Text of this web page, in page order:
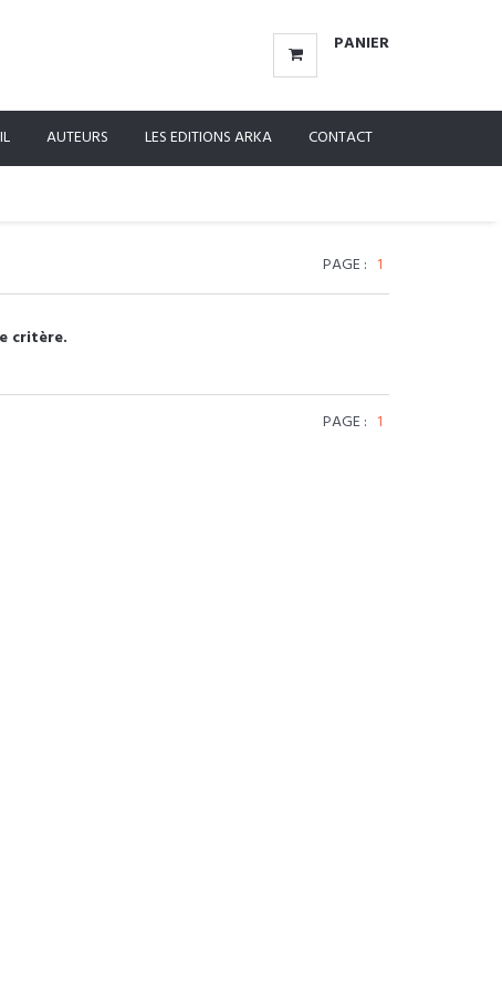
PANIER
AUTEURS LES EDITIONS ARKA CONTACT
PAGE : 1
critère.
PAGE : 1